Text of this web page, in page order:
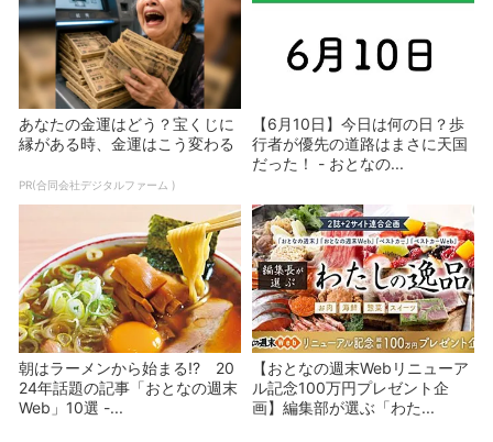
あなたの金運はどう？宝くじに
縁がある時、金運はこう変わる
PR(合同会社デジタルファーム )
【6月10日】今日は何の日？歩
行者が優先の道路はまさに天国
だった！ - おとなの...
朝はラーメンから始まる!? 20
24年話題の記事「おとなの週末
Web」10選 -...
【おとなの週末Webリニューア
ル記念100万円プレゼント企
画】編集部が選ぶ「わた...